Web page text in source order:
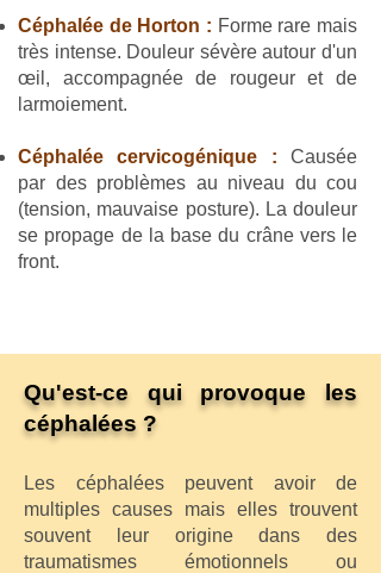
Céphalée de Horton : Forme rare mais
très intense. Douleur sévère autour d'un
œil, accompagnée de rougeur et de
larmoiement.
Céphalée cervicogénique : Causée
par des problèmes au niveau du cou
(tension, mauvaise posture). La douleur
se propage de la base du crâne vers le
front.
Qu'est-ce qui provoque les
céphalées ?
Les céphalées peuvent avoir de
multiples causes mais elles trouvent
souvent leur origine dans des
traumatismes émotionnels ou